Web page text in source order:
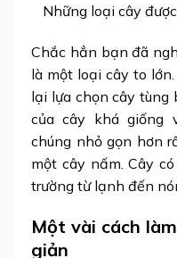
Những loại cây
Chắc hẳn bạn đã
là một loại cây to
lại lựa chọn cây tùng
của cây khá giống
chúng nhỏ gọn hơn
một cây nấm. Cây
trường từ lạnh đến
Một vài cách
giản